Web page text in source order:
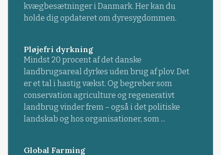
kvægbesætninger i Danmark. Her kan du
holde dig opdateret om dyresygdommen.
Pløjefri dyrkning
Mindst 20 procent af det danske
landbrugsareal dyrkes uden brug af plov. Det
er et tal i hastig vækst. Og begreber som
conservation agriculture og regenerativt
landbrug vinder frem – også i det politiske
landskab og hos organisationer, som ...
Global Farming